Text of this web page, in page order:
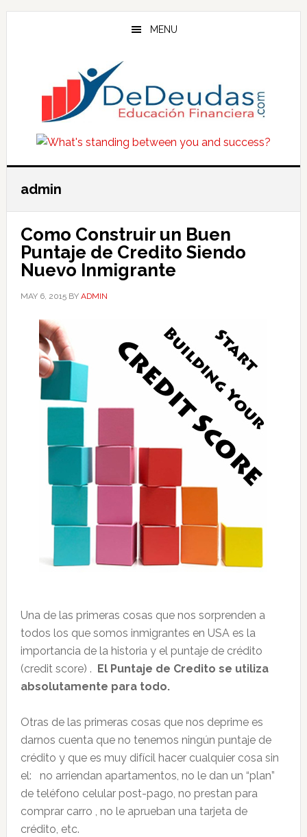
Skip
Skip
Skip
MENU
admin
Como Construir un Buen
Puntaje de Credito Siendo
Nuevo Inmigrante
MAY 6, 2015BY ADMIN
Una de las primeras cosas que nos sorprenden a
todos los que somos inmigrantes en USA es la
importancia de la historia y el puntaje de crédito
(credit score) . El Puntaje de Credito se utiliza
absolutamente para todo.
Otras de las primeras cosas que nos deprime es
darnos cuenta que no tenemos ningún puntaje de
crédito y que es muy difícil hacer cualquier cosa sin
el: no arriendan apartamentos, no le dan un “plan”
de teléfono celular post-pago, no prestan para
comprar carro , no le aprueban una tarjeta de
crédito, etc.